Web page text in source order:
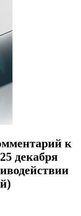
к
декабря